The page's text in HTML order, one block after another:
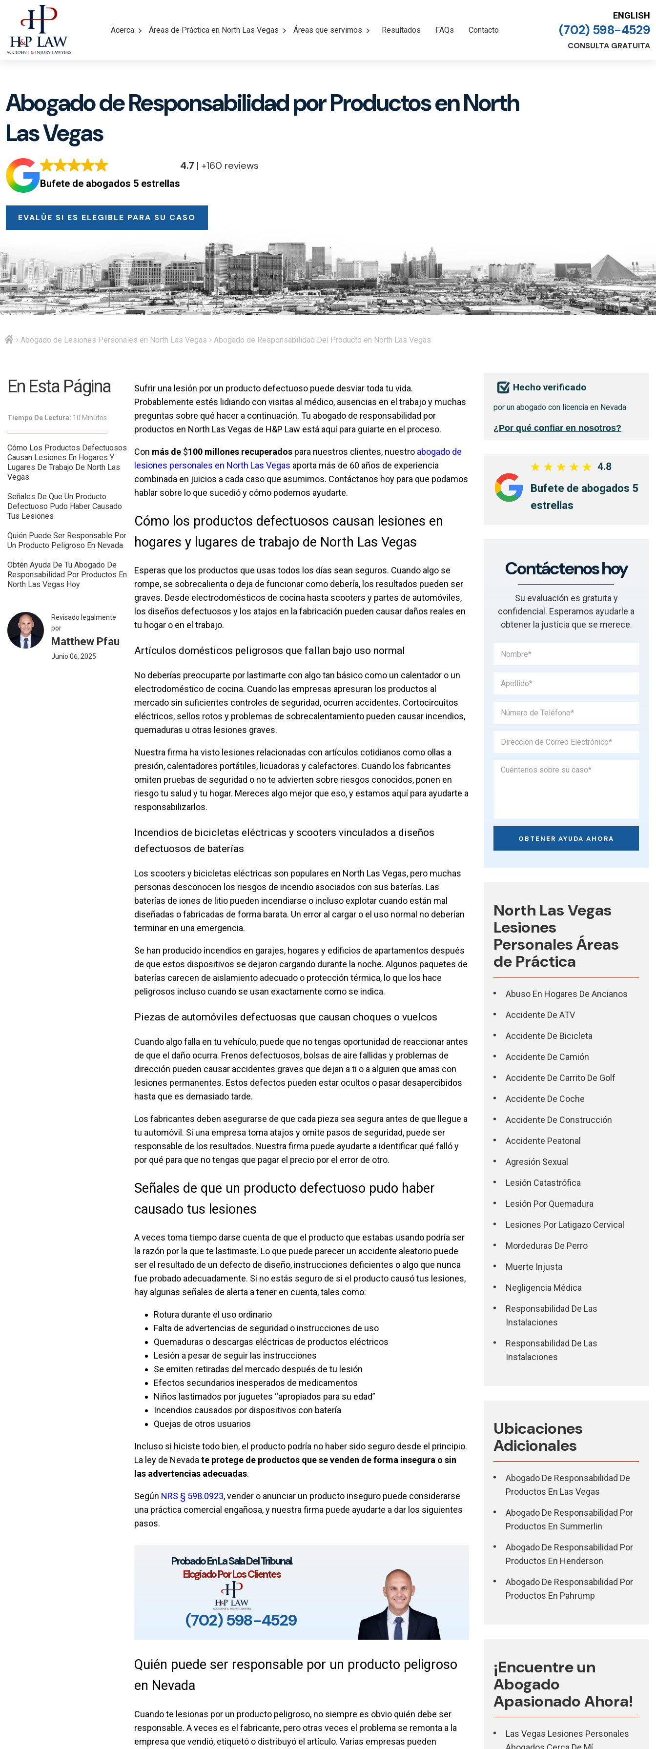
Acerca Áreas de Práctica en North Las Vegas Áreas que servimos Resultados FAQs Contacto
ENGLISH
(702) 598-4529
CONSULTA GRATUITA
Abogado de Responsabilidad por Productos en North
Las Vegas
Bufete de abogados 5 estrellas
4.7 | +160 reviews
EVALÚE SI ES ELEGIBLE PARA SU CASO
Abogado de Lesiones Personales en North Las Vegas Abogado de Responsabilidad Del Producto en North Las Vegas
En Esta Página
Tiempo De Lectura: 10 Minutos
Cómo Los Productos Defectuosos
Causan Lesiones En Hogares Y
Lugares De Trabajo De North Las
Vegas
Señales De Que Un Producto
Defectuoso Pudo Haber Causado
Tus Lesiones
Quién Puede Ser Responsable Por
Un Producto Peligroso En Nevada
Obtén Ayuda De Tu Abogado De
Responsabilidad Por Productos En
North Las Vegas Hoy
Revisado legalmente
por
Matthew Pfau
Junio 06, 2025
Sufrir una lesión por un producto defectuoso puede desviar toda tu vida.
Probablemente estés lidiando con visitas al médico, ausencias en el trabajo y muchas
preguntas sobre qué hacer a continuación. Tu abogado de responsabilidad por
productos en North Las Vegas de H&P Law está aquí para guiarte en el proceso.
Con más de $100 millones recuperados para nuestros clientes, nuestro abogado de
lesiones personales en North Las Vegas aporta más de 60 años de experiencia
combinada en juicios a cada caso que asumimos. Contáctanos hoy para que podamos
hablar sobre lo que sucedió y cómo podemos ayudarte.
Cómo los productos defectuosos causan lesiones en
hogares y lugares de trabajo de North Las Vegas
Esperas que los productos que usas todos los días sean seguros. Cuando algo se
rompe, se sobrecalienta o deja de funcionar como debería, los resultados pueden ser
graves. Desde electrodomésticos de cocina hasta scooters y partes de automóviles,
los diseños defectuosos y los atajos en la fabricación pueden causar daños reales en
tu hogar o en el trabajo.
Artículos domésticos peligrosos que fallan bajo uso normal
No deberías preocuparte por lastimarte con algo tan básico como un calentador o un
electrodoméstico de cocina. Cuando las empresas apresuran los productos al
mercado sin suficientes controles de seguridad, ocurren accidentes. Cortocircuitos
eléctricos, sellos rotos y problemas de sobrecalentamiento pueden causar incendios,
quemaduras u otras lesiones graves.
Nuestra firma ha visto lesiones relacionadas con artículos cotidianos como ollas a
presión, calentadores portátiles, licuadoras y calefactores. Cuando los fabricantes
omiten pruebas de seguridad o no te advierten sobre riesgos conocidos, ponen en
riesgo tu salud y tu hogar. Mereces algo mejor que eso, y estamos aquí para ayudarte a
responsabilizarlos.
Incendios de bicicletas eléctricas y scooters vinculados a diseños
defectuosos de baterías
Los scooters y bicicletas eléctricas son populares en North Las Vegas, pero muchas
personas desconocen los riesgos de incendio asociados con sus baterías. Las
baterías de iones de litio pueden incendiarse o incluso explotar cuando están mal
diseñadas o fabricadas de forma barata. Un error al cargar o el uso normal no deberían
terminar en una emergencia.
Se han producido incendios en garajes, hogares y edificios de apartamentos después
de que estos dispositivos se dejaron cargando durante la noche. Algunos paquetes de
baterías carecen de aislamiento adecuado o protección térmica, lo que los hace
peligrosos incluso cuando se usan exactamente como se indica.
Piezas de automóviles defectuosas que causan choques o vuelcos
Cuando algo falla en tu vehículo, puede que no tengas oportunidad de reaccionar antes
de que el daño ocurra. Frenos defectuosos, bolsas de aire fallidas y problemas de
dirección pueden causar accidentes graves que dejan a ti o a alguien que amas con
lesiones permanentes. Estos defectos pueden estar ocultos o pasar desapercibidos
hasta que es demasiado tarde.
Los fabricantes deben asegurarse de que cada pieza sea segura antes de que llegue a
tu automóvil. Si una empresa toma atajos y omite pasos de seguridad, puede ser
responsable de los resultados. Nuestra firma puede ayudarte a identificar qué falló y
por qué para que no tengas que pagar el precio por el error de otro.
Señales de que un producto defectuoso pudo haber
causado tus lesiones
A veces toma tiempo darse cuenta de que el producto que estabas usando podría ser
la razón por la que te lastimaste. Lo que puede parecer un accidente aleatorio puede
ser el resultado de un defecto de diseño, instrucciones deficientes o algo que nunca
fue probado adecuadamente. Si no estás seguro de si el producto causó tus lesiones,
hay algunas señales de alerta a tener en cuenta, tales como:
Rotura durante el uso ordinario
Falta de advertencias de seguridad o instrucciones de uso
Quemaduras o descargas eléctricas de productos eléctricos
Lesión a pesar de seguir las instrucciones
Se emiten retiradas del mercado después de tu lesión
Efectos secundarios inesperados de medicamentos
Niños lastimados por juguetes “apropiados para su edad”
Incendios causados por dispositivos con batería
Quejas de otros usuarios
Incluso si hiciste todo bien, el producto podría no haber sido seguro desde el principio.
La ley de Nevadate protege de productos que se venden de forma insegura o sin
las advertencias adecuadas.
Según NRS § 598.0923, vender o anunciar un producto inseguro puede considerarse
una práctica comercial engañosa, y nuestra firma puede ayudarte a dar los siguientes
pasos.
Probado En La Sala Del Tribunal.
Elogiado Por Los Clientes
(702) 598-4529
Quién puede ser responsable por un producto peligroso
en Nevada
Cuando te lesionas por un producto peligroso, no siempre es obvio quién debe ser
responsable. A veces es el fabricante, pero otras veces el problema se remonta a la
empresa que vendió, etiquetó o distribuyó el artículo. Varias empresas pueden
Hecho verificado
por un abogado con licencia en Nevada
¿Por qué confiar en nosotros?
4.8
Bufete de abogados 5
estrellas
Contáctenos hoy
Su evaluación es gratuita y
confidencial. Esperamos ayudarle a
obtener la justicia que se merece.
North Las Vegas
Lesiones
PersonalesÁreas
de Práctica
Abuso En Hogares De Ancianos
Accidente De ATV
Accidente De Bicicleta
Accidente De Camión
Accidente De Carrito De Golf
Accidente De Coche
Accidente De Construcción
Accidente Peatonal
Agresión Sexual
Lesión Catastrófica
Lesión Por Quemadura
Lesiones Por Latigazo Cervical
Mordeduras De Perro
Muerte Injusta
Negligencia Médica
Responsabilidad De Las
Instalaciones
Responsabilidad De Las
Instalaciones
Ubicaciones
Adicionales
Abogado De Responsabilidad De
Productos En Las Vegas
Abogado De Responsabilidad Por
Productos En Summerlin
Abogado De Responsabilidad Por
Productos En Henderson
Abogado De Responsabilidad Por
Productos En Pahrump
¡Encuentre un
Abogado
Apasionado Ahora!
Las Vegas Lesiones Personales